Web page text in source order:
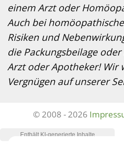
einem Arzt oder
Auch bei
Risiken und
die Packungsbeilage
Arzt oder Apotheker! Wir
Vergnügen auf unserer
© 2008 - 2026